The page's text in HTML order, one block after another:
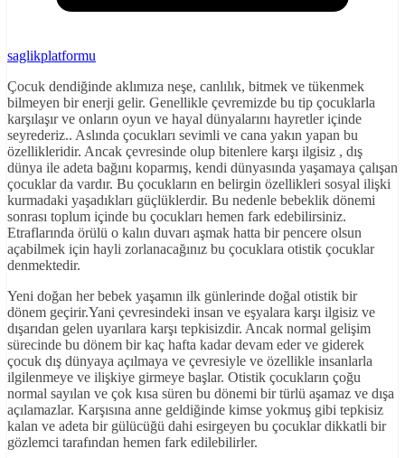
saglikplatformu
Çocuk dendiğinde aklımıza neşe, canlılık, bitmek ve tükenmek
bilmeyen bir enerji gelir. Genellikle çevremizde bu tip çocuklarla
karşılaşır ve onların oyun ve hayal dünyalarını hayretler içinde
seyrederiz.. Aslında çocukları sevimli ve cana yakın yapan bu
özellikleridir. Ancak çevresinde olup bitenlere karşı ilgisiz , dış
dünya ile adeta bağını koparmış, kendi dünyasında yaşamaya çalışan
çocuklar da vardır. Bu çocukların en belirgin özellikleri sosyal ilişki
kurmadaki yaşadıkları güçlüklerdir. Bu nedenle bebeklik dönemi
sonrası toplum içinde bu çocukları hemen fark edebilirsiniz.
Etraflarında örülü o kalın duvarı aşmak hatta bir pencere olsun
açabilmek için hayli zorlanacağınız bu çocuklara otistik çocuklar
denmektedir.
Yeni doğan her bebek yaşamın ilk günlerinde doğal otistik bir
dönem geçirir.Yani çevresindeki insan ve eşyalara karşı ilgisiz ve
dışarıdan gelen uyarılara karşı tepkisizdir. Ancak normal gelişim
sürecinde bu dönem bir kaç hafta kadar devam eder ve giderek
çocuk dış dünyaya açılmaya ve çevresiyle ve özellikle insanlarla
ilgilenmeye ve ilişkiye girmeye başlar. Otistik çocukların çoğu
normal sayılan ve çok kısa süren bu dönemi bir türlü aşamaz ve dışa
açılamazlar. Karşısına anne geldiğinde kimse yokmuş gibi tepkisiz
kalan ve adeta bir gülücüğü dahi esirgeyen bu çocuklar dikkatli bir
gözlemci tarafından hemen fark edilebilirler.